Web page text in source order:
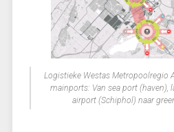
Logistieke Westas Metropoolregio
mainports: Van sea port (haven),
airport (Schiphol) naar